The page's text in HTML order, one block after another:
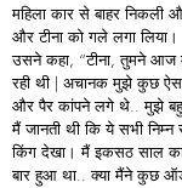
महिला कार से बाहर निकली
और टीना को गले लगा लिया।
उसने कहा, “टीना, तुमने आज
रही थी | अचानक मुझे कुछ
और पैर कांपने लगे थे.. मुझे
मैं जानती थी कि ये सभी
किंग देखा। मैं इकसठ साल
बार हुआ था.. क्या मैंने कुछ